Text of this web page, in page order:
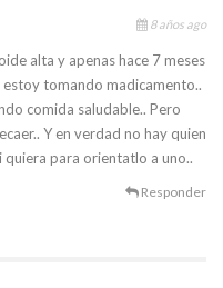
8 años ago
alta y apenas hace 7 meses
tomando madicamento..
comida saludable.. Pero
Y en verdad no hay quien
quiera para orientatlo a uno..
Responder